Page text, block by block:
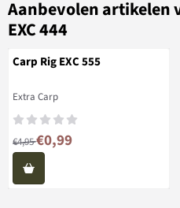
Aanbevolen artikelen
EXC 444
Carp Rig EXC 555
Merk:
Extra Carp
Van 4,95 voor 0,99
€4,95€0,99